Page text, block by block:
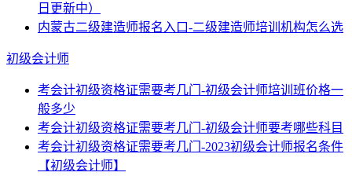
日更新中）
内蒙古二级建造师报名入口-二级建造师培训机构怎么选
初级会计师
考会计初级资格证需要考几门-初级会计师培训班价格一
般多少
考会计初级资格证需要考几门-初级会计师要考哪些科目
考会计初级资格证需要考几门-2023初级会计师报名条件
【初级会计师】